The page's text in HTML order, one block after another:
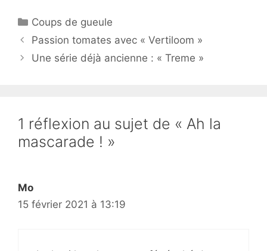
Catégories
Coups de gueule
Passion tomates avec « Vertiloom »
Une série déjà ancienne : « Treme »
1 réflexion au sujet de « Ah la
mascarade ! »
Mo
15 février 2021 à 13:19